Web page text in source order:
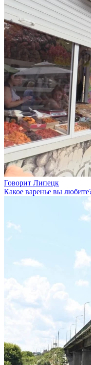
Говорит Липецк
Какое варенье вы